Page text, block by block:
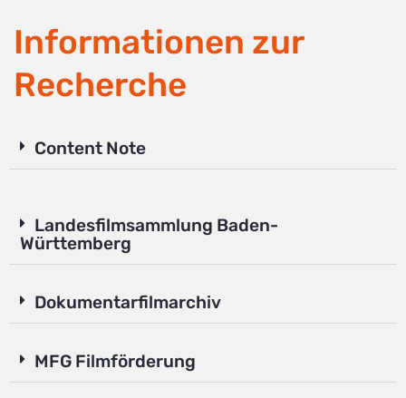
Informationen zur
Recherche
Content Note
Landesfilmsammlung Baden-
Württemberg
Dokumentarfilmarchiv
MFG Filmförderung